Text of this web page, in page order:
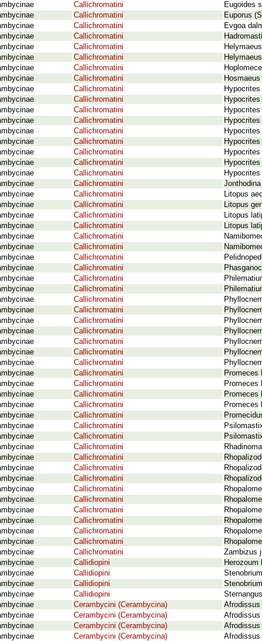
Callichromatini
Eugoides
Callichromatini
Euporus
Callichromatini
Evgoa
Callichromatini
Callichromatini
Callichromatini
Callichromatini
Callichromatini
Callichromatini
Callichromatini
Callichromatini
Callichromatini
Callichromatini
Callichromatini
Callichromatini
Callichromatini
Callichromatini
Callichromatini
Callichromatini
Litopus
Callichromatini
Litopus
Callichromatini
Litopus
Callichromatini
Litopus
Callichromatini
Callichromatini
Callichromatini
Callichromatini
Callichromatini
Callichromatini
Callichromatini
Callichromatini
Callichromatini
Callichromatini
Callichromatini
Callichromatini
Callichromatini
Callichromatini
Promeces
Callichromatini
Promeces
Callichromatini
Promeces
Callichromatini
Promeces
Callichromatini
Callichromatini
Callichromatini
Callichromatini
Callichromatini
Callichromatini
Callichromatini
Callichromatini
Callichromatini
Callichromatini
Callichromatini
Callichromatini
Callichromatini
Callichromatini
Zambizus
Callidiopini
Herozoum
Callidiopini
Callidiopini
Callidiopini
Cerambycini (Cerambycina)
Afrodissus
Cerambycini (Cerambycina)
Afrodissus
Cerambycini (Cerambycina)
Afrodissus
Cerambycini (Cerambycina)
Afrodissus